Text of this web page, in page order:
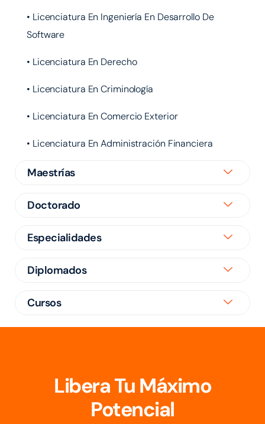
• Licenciatura En Ingeniería En Desarrollo De
Software
• Licenciatura En Derecho
• Licenciatura En Criminología
• Licenciatura En Comercio Exterior
• Licenciatura En Administración Financiera
Maestrías
Doctorado
Especialidades
Diplomados
Cursos
Libera Tu Máximo
Potencial